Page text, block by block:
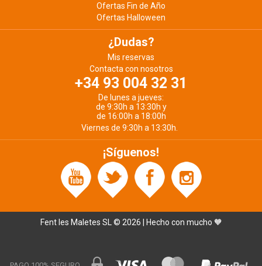
Ofertas Fin de Año
Ofertas Halloween
¿Dudas?
Mis reservas
Contacta con nosotros
+34 93 004 32 31
De lunes a jueves:
de 9:30h a 13:30h y
de 16:00h a 18:00h
Viernes de 9:30h a 13:30h.
¡Síguenos!
Fent les Maletes SL © 2026 | Hecho con mucho 🧡